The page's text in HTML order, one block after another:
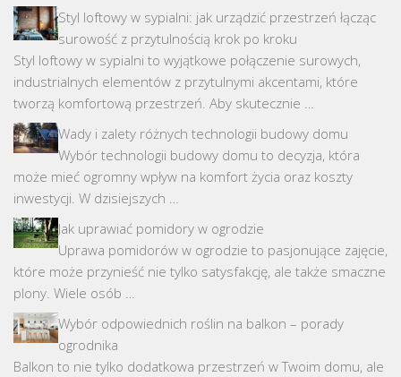
Styl loftowy w sypialni: jak urządzić przestrzeń łącząc
surowość z przytulnością krok po kroku
Styl loftowy w sypialni to wyjątkowe połączenie surowych,
industrialnych elementów z przytulnymi akcentami, które
tworzą komfortową przestrzeń. Aby skutecznie …
Wady i zalety różnych technologii budowy domu
Wybór technologii budowy domu to decyzja, która
może mieć ogromny wpływ na komfort życia oraz koszty
inwestycji. W dzisiejszych …
Jak uprawiać pomidory w ogrodzie
Uprawa pomidorów w ogrodzie to pasjonujące zajęcie,
które może przynieść nie tylko satysfakcję, ale także smaczne
plony. Wiele osób …
Wybór odpowiednich roślin na balkon – porady
ogrodnika
Balkon to nie tylko dodatkowa przestrzeń w Twoim domu, ale